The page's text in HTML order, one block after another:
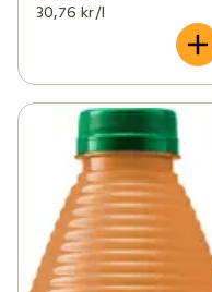
30,76 kr /l